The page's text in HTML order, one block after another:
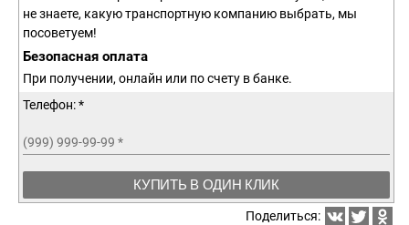
не знаете, какую транспортную компанию выбрать, мы
посоветуем!
Безопасная оплата
При получении, онлайн или по счету в банке.
Телефон: *
(999) 999-99-99 *
КУПИТЬ В ОДИН КЛИК
Поделиться: